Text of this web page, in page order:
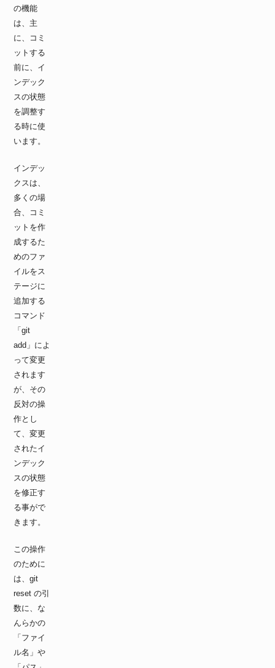
の機能
は、主
に、コミ
ットする
前に、イ
ンデック
スの状態
を調整す
る時に使
います。
インデッ
クスは、
多くの場
合、コミ
ットを作
成するた
めのファ
イルをス
テージに
追加する
コマンド
「git
add」によ
って変更
されます
が、その
反対の操
作とし
て、変更
されたイ
ンデック
スの状態
を修正す
る事がで
きます。
この操作
のために
は、git
reset の引
数に、な
んらかの
「ファイ
ル名」や